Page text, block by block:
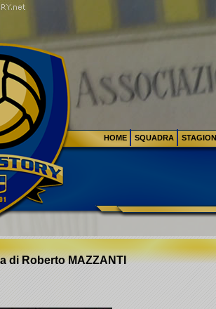
di RobertoMAZZANTI
HOME SQUADRA